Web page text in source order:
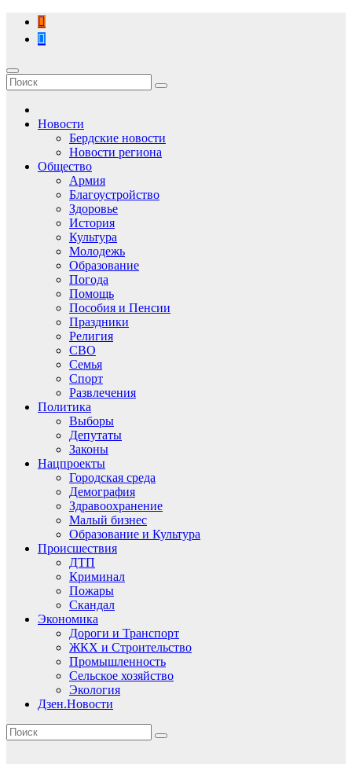
Перейти
содержимому
Новости
Бердские новости
Новости региона
Общество
Армия
Благоустройство
Здоровье
История
Культура
Молодежь
Образование
Погода
Помощь
Пособия и Пенсии
Праздники
Религия
СВО
Семья
Спорт
Развлечения
Политика
Выборы
Депутаты
Законы
Нацпроекты
Городская среда
Демография
Здравоохранение
Малый бизнес
Образование и Культура
Происшествия
ДТП
Криминал
Пожары
Скандал
Экономика
Дороги и Транспорт
ЖКХ и Строительство
Промышленность
Сельское хозяйство
Экология
Дзен.Новости